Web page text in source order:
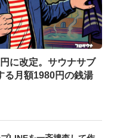
に改定。サウナサブ
る月額1980円の銭湯